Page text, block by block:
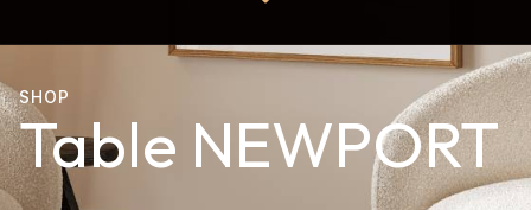
SHOP
Table NEWPORT